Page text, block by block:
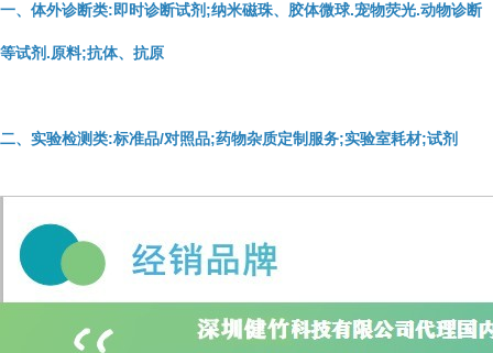
一、体外诊断类:即时诊断试剂;纳米磁珠、胶体微球.宠物荧光.动物诊断
等试剂.原料;抗体、抗原
二、实验检测类:标准品/对照品;药物杂质定制服务;实验室耗材;试剂